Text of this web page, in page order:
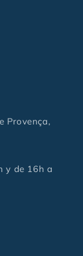
Provença,
y de 16h a